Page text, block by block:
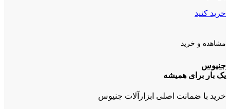
خرید کنید
مشاهده و خرید
جنیوس
یک بار برای همیشه
خرید با ضمانت اصلی ابزارآلات جنیوس